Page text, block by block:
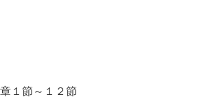
１節～１２節